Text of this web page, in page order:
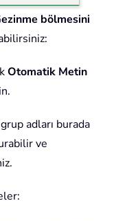
bölmesini
Otomatik Metin
adları burada
ve